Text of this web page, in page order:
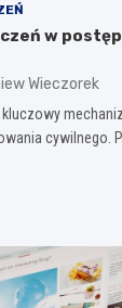
w
Wieczorek
cywilnego.